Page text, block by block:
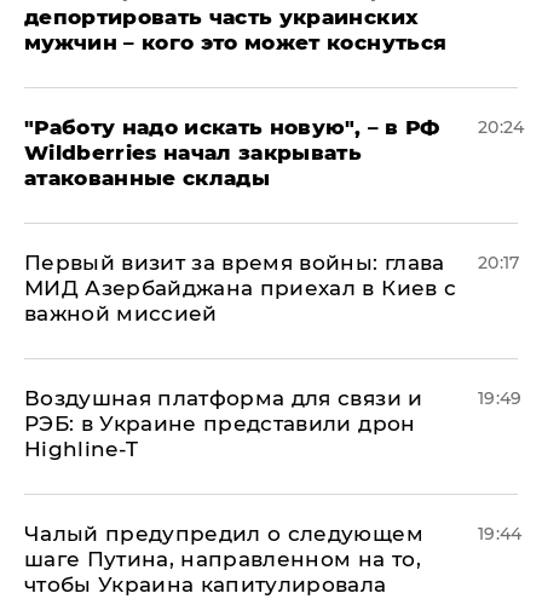
депортировать часть украинских
мужчин – кого это может коснуться
"Работу надо искать новую", – в РФ
Wildberries начал закрывать
атакованные склады
20:24
Первый визит за время войны: глава
МИД Азербайджана приехал в Киев с
важной миссией
20:17
Воздушная платформа для связи и
РЭБ: в Украине представили дрон
Highline-T
19:49
Чалый предупредил о следующем
шаге Путина, направленном на то,
чтобы Украина капитулировала
19:44